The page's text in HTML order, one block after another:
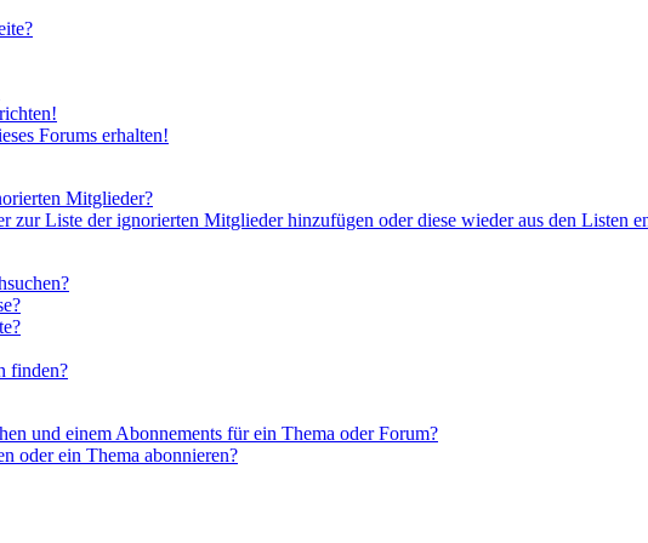
Forums erhalten!
Mitglieder?
zur Liste der ignorierten Mitglieder hinzufügen oder diese wieder aus den Listen
finden?
und einem Abonnements für ein Thema oder Forum?
oder ein Thema abonnieren?